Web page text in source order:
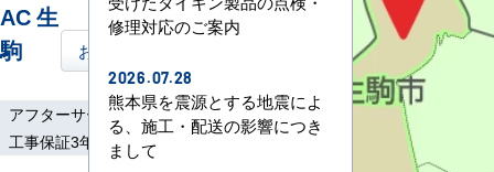
AC 生
駒
お問い合わせはこちら
アフターサービス
土日祝工事
工事保証3年
修理対応のご案内
2026.07.28
熊本県を震源とする地震によ
る、施工・配送の影響につき
まして